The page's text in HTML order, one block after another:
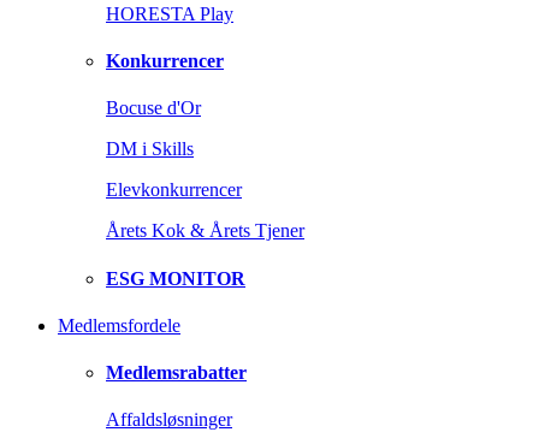
HORESTA Play
Konkurrencer
Bocuse d'Or
DM i Skills
Elevkonkurrencer
Årets Kok & Årets Tjener
ESG MONITOR
Medlemsfordele
Medlemsrabatter
Affaldsløsninger